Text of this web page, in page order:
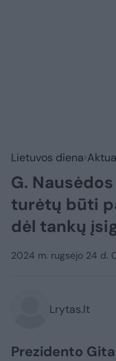
Lietuvos diena
G.
turėtų būti
dėl tankų
2024 m. rugsėjo 24 d.
Lrytas.lt
Prezidento